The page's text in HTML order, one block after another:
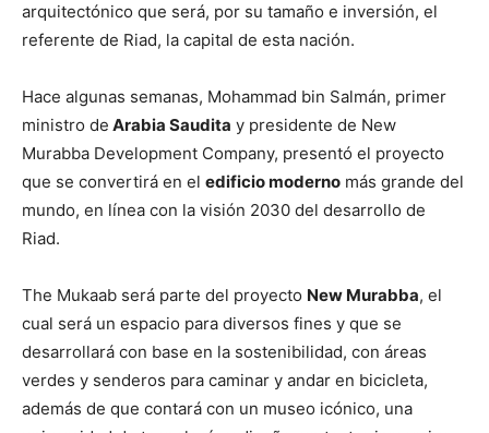
arquitectónico que será, por su tamaño e inversión, el
referente de Riad, la capital de esta nación.
Hace algunas semanas, Mohammad bin Salmán, primer
ministro de Arabia Saudita y presidente de New
Murabba Development Company, presentó el proyecto
que se convertirá en el edificio moderno más grande del
mundo, en línea con la visión 2030 del desarrollo de
Riad.
The Mukaab será parte del proyecto New Murabba, el
cual será un espacio para diversos fines y que se
desarrollará con base en la sostenibilidad, con áreas
verdes y senderos para caminar y andar en bicicleta,
además de que contará con un museo icónico, una